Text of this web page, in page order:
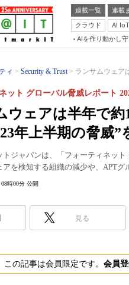
連載一覧 連載
クラウド
AI IoT
AIを作り動かし
ィ Security & Trust ランサムウェア
ウェアは半年で
年上半期の脅威”
ット グローバル脅威レポート
トジャパンは、「フォーティネッ
アを検知する組織の減少や、APT
時00分 公開
見る
この記事は会員限定です。 会員登